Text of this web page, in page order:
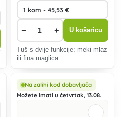
− + U košaricu
Tuš s dvije funkcije: meki mlaz
ili fina maglica.
Na zalihi kod dobavljača
Možete imati u četvrtak, 13.08.